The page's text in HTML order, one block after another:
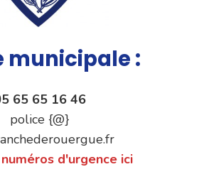
municipale :
65 65 16 46
police {@}
d'urgence ici